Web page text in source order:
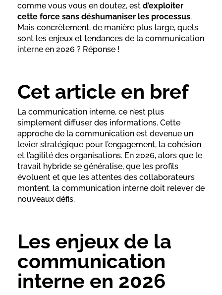
comme vous vous en doutez, est d’exploiter
cette force sans déshumaniser les processus.
Mais concrètement, de manière plus large, quels
sont les enjeux et tendances de la communication
interne en 2026 ? Réponse !
Cet article en bref
La communication interne, ce n’est plus
simplement diffuser des informations. Cette
approche de la communication est devenue un
levier stratégique pour l’engagement, la cohésion
et l’agilité des organisations. En 2026, alors que le
travail hybride se généralise, que les profils
évoluent et que les attentes des collaborateurs
montent, la communication interne doit relever de
nouveaux défis.
Les enjeux de la
communication
interne en 2026